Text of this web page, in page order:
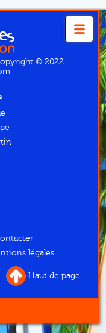
© 2022
légales
Haut de page